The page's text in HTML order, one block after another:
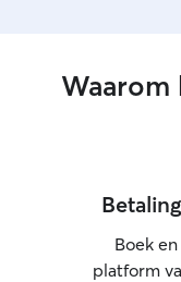
Waarom
Boek
platform